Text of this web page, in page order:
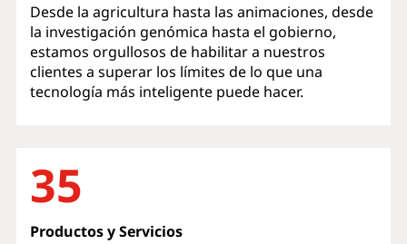
Desde la agricultura hasta las animaciones, desde
la investigación genómica hasta el gobierno,
estamos orgullosos de habilitar a nuestros
clientes a superar los límites de lo que una
tecnología más inteligente puede hacer.
35
Productos y Servicios